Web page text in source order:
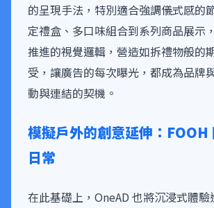
的呈現手法，特別適合強調儀式感的
定禮盒、多口味組合到系列商品展示
推進的視覺邏輯，營造如拆禮物般的
受，讓廣告的每次曝光，都成為品牌
動與連結的契機。
模擬戶外的創意延伸： FOOH
日常
在此基礎上，OneAD 也將沉浸式體